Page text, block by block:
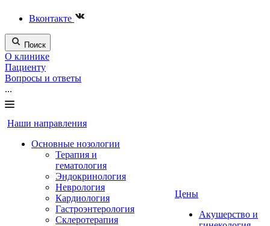
Вконтакте
Поиск
О клинике
Пациенту
Вопросы и ответы
...
Наши направления
Основные нозологии
Терапия и
гематология
Эндокринология
Неврология
Кардиология
Гастроэнтерология
Склеротерапия
Цены
Акушерство и